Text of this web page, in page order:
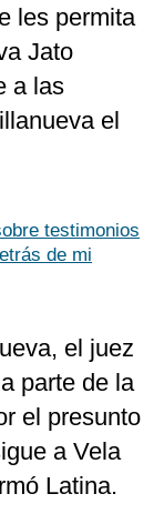
les permita
Jato
a las
el
testimonios
de mi
el juez
parte de la
el presunto
a Vela
Latina.